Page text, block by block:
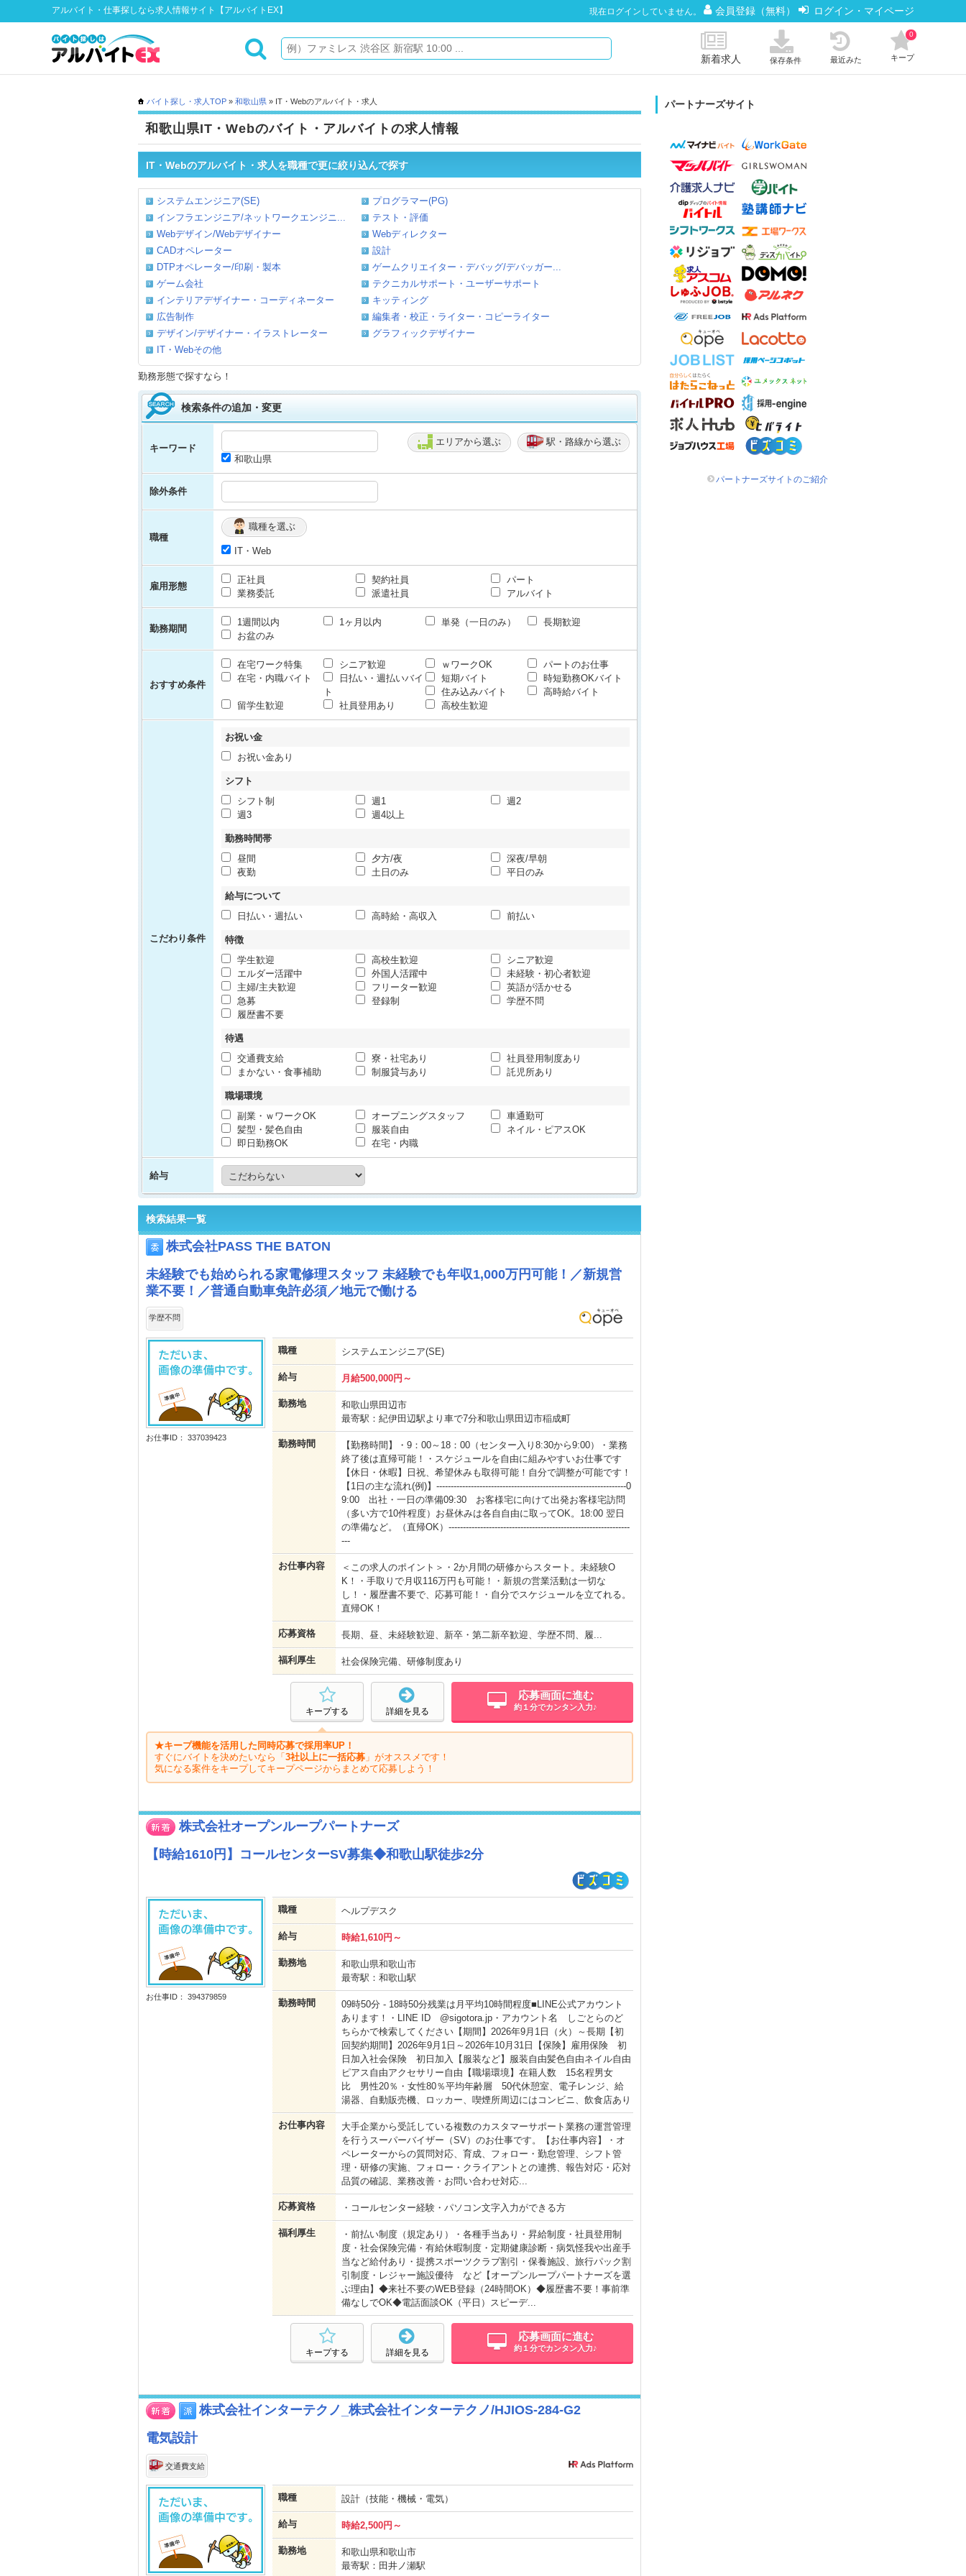
アルバイト・仕事探しなら求人情報サイト【アルバイトEX】 現在ログインしていません。 会員登録（無料） ログイン・マイページ
新着求人 保存条件 最近みた キープ
0
バイト探し・求人TOP » 和歌山県 » IT・Webのアルバイト・求人
和歌山県IT・Webのバイト・アルバイトの求人情報
IT・Webのアルバイト・求人を職種で更に絞り込んで探す
システムエンジニア(SE)
プログラマー(PG)
インフラエンジニア/ネットワークエンジニ...
テスト・評価
Webデザイン/Webデザイナー
Webディレクター
CADオペレーター
設計
DTPオペレーター/印刷・製本
ゲームクリエイター・デバッグ/デバッガー...
ゲーム会社
テクニカルサポート・ユーザーサポート
インテリアデザイナー・コーディネーター
キッティング
広告制作
編集者・校正・ライター・コピーライター
デザイン/デザイナー・イラストレーター
グラフィックデザイナー
IT・Webその他
勤務形態で探すなら！
検索条件の追加・変更
キーワード
エリアから選ぶ
駅・路線から選ぶ
和歌山県
除外条件
職種
職種を選ぶ
IT・Web
雇用形態
正社員 契約社員
パート
業務委託
派遣社員 アルバイト
勤務期間
1週間以内 1ヶ月以内 単発（一日のみ）
長期歓迎
お盆のみ
おすすめ条件
在宅ワーク特集 シニア歓迎 ｗワークOK
パートのお仕事
在宅・内職バイト
日払い・週払いバイ
ト
短期バイト
時短勤務OKバイト
住み込みバイト
高時給バイト
留学生歓迎
社員登用あり 高校生歓迎
こだわり条件
お祝い金
お祝い金あり
シフト
シフト制
週1
週2
週3
週4以上
勤務時間帯
昼間
夕方/夜
深夜/早朝
夜勤
土日のみ 平日のみ
給与について
日払い・週払い
高時給・高収入 前払い
特徴
学生歓迎
高校生歓迎
シニア歓迎
エルダー活躍中
外国人活躍中
未経験・初心者歓迎
主婦/主夫歓迎
フリーター歓迎
英語が活かせる
急募
登録制
学歴不問
履歴書不要
待遇
交通費支給
寮・社宅あり
社員登用制度あり
まかない・食事補助
制服貸与あり 託児所あり
職場環境
副業・ｗワークOK
オープニングスタッフ
車通勤可
髪型・髪色自由
服装自由
ネイル・ピアスOK
即日勤務OK
在宅・内職
給与
検索結果一覧
株式会社PASS THE BATON
未経験でも始められる家電修理スタッフ 未経験でも年収1,000万円可能！／新規営
業不要！／普通自動車免許必須／地元で働ける
学歴不問
お仕事ID： 337039423
職種 システムエンジニア(SE)
給与 月給500,000円～
勤務地
和歌山県田辺市
最寄駅：紀伊田辺駅より車で7分和歌山県田辺市稲成町
勤務時間
【勤務時間】・9：00～18：00（センター入り8:30から9:00）・業務
終了後は直帰可能！・スケジュールを自由に組みやすいお仕事です
【休日・休暇】日祝、希望休みも取得可能！自分で調整が可能です！
【1日の主な流れ(例)】------------------------------------------------------------------0
9:00 出社・一日の準備09:30 お客様宅に向けて出発お客様宅訪問
（多い方で10件程度）お昼休みは各自自由に取ってOK。18:00 翌日
の準備など。（直帰OK）---------------------------------------------------------------
---
お仕事内容
＜この求人のポイント＞・2か月間の研修からスタート。未経験O
K！・手取りで月収116万円も可能！・新規の営業活動は一切な
し！・履歴書不要で、応募可能！・自分でスケジュールを立てれる。
直帰OK！
応募資格 長期、昼、未経験歓迎、新卒・第二新卒歓迎、学歴不問、履...
福利厚生 社会保険完備、研修制度あり
応募画面に進む
約１分でカンタン入力♪
詳細を見る
キープする
★キープ機能を活用した同時応募で採用率UP！
すぐにバイトを決めたいなら「 3社以上に一括応募 」がオススメです！
気になる案件をキープしてキープページからまとめて応募しよう！
株式会社オープンループパートナーズ
【時給1610円】コールセンターSV募集◆和歌山駅徒歩2分
お仕事ID： 394379859
職種 ヘルプデスク
給与 時給1,610円～
勤務地
和歌山県和歌山市
最寄駅：和歌山駅
勤務時間
09時50分 - 18時50分残業は月平均10時間程度■LINE公式アカウント
あります！・LINE ID @sigotora.jp・アカウント名 しごとらのど
ちらかで検索してください【期間】2026年9月1日（火）～長期【初
回契約期間】2026年9月1日～2026年10月31日【保険】雇用保険 初
日加入社会保険 初日加入【服装など】服装自由髪色自由ネイル自由
ピアス自由アクセサリー自由【職場環境】在籍人数 15名程男女
比 男性20％・女性80％平均年齢層 50代休憩室、電子レンジ、給
湯器、自動販売機、ロッカー、喫煙所周辺にはコンビニ、飲食店あり
お仕事内容
大手企業から受託している複数のカスタマーサポート業務の運営管理
を行うスーパーバイザー（SV）のお仕事です。【お仕事内容】・オ
ペレーターからの質問対応、育成、フォロー・勤怠管理、シフト管
理・研修の実施、フォロー・クライアントとの連携、報告対応・応対
品質の確認、業務改善・お問い合わせ対応...
応募資格 ・コールセンター経験・パソコン文字入力ができる方
福利厚生
・前払い制度（規定あり）・各種手当あり・昇給制度・社員登用制
度・社会保険完備・有給休暇制度・定期健康診断・病気怪我や出産手
当など給付あり・提携スポーツクラブ割引・保養施設、旅行パック割
引制度・レジャー施設優待 など【オープンループパートナーズを選
ぶ理由】◆来社不要のWEB登録（24時間OK）◆履歴書不要！事前準
備なしでOK◆電話面談OK（平日）スピーデ...
応募画面に進む
約１分でカンタン入力♪
詳細を見る
キープする
株式会社インターテクノ_株式会社インターテクノ/HJIOS-284-G2
電気設計
交通費支給
職種 設計（技能・機械・電気）
給与 時給2,500円～
勤務地
和歌山県和歌山市
最寄駅：田井ノ瀬駅
パートナーズサイト
パートナーズサイトのご紹介